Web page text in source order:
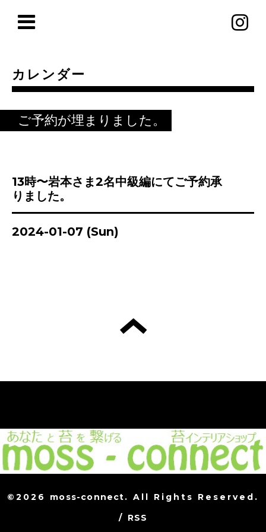
カレンダー
ご予約が埋まりました。
13時〜岩本さま2名中級編にてご予約承
りました。
2024-01-07 (Sun)
©2026 moss-connect. All Rights Reserved.
/ RSS